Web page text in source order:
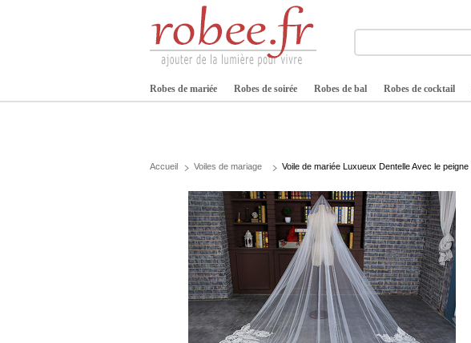
Robes de mariée Robes de soirée Robes de bal Robes de cocktail
Accueil Voiles de mariage Voile de mariée Luxueux Dentelle Avec le